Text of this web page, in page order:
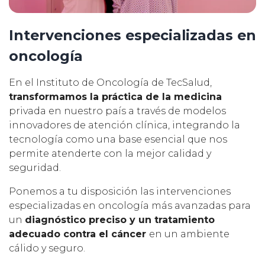
Intervenciones especializadas en
oncología
En el Instituto de Oncología de TecSalud,
transformamos la práctica de la medicina
privada en nuestro país a través de modelos
innovadores de atención clínica, integrando la
tecnología como una base esencial que nos
permite atenderte con la mejor calidad y
seguridad.
Ponemos a tu disposición las intervenciones
especializadas en oncología más avanzadas para
un diagnóstico preciso y un tratamiento
adecuado contra el cáncer en un ambiente
cálido y seguro.